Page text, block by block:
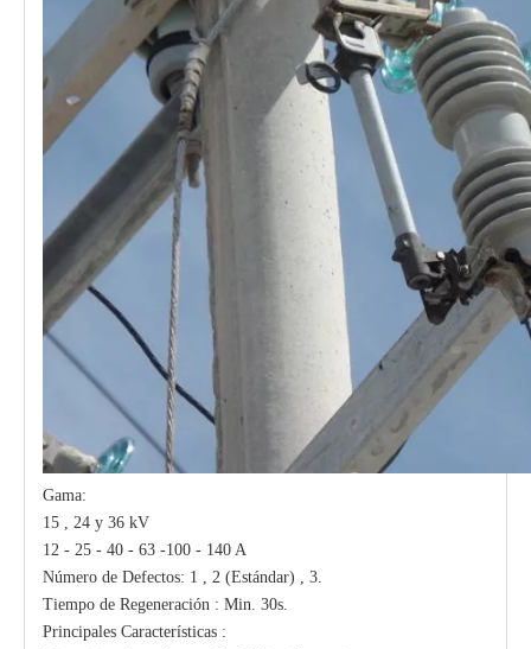
Gama:
15 , 24 y 36 kV
12 - 25 - 40 - 63 -100 - 140 A
Número de Defectos: 1 , 2 (Estándar) , 3.
Tiempo de Regeneración : Min. 30s.
Principales Características :